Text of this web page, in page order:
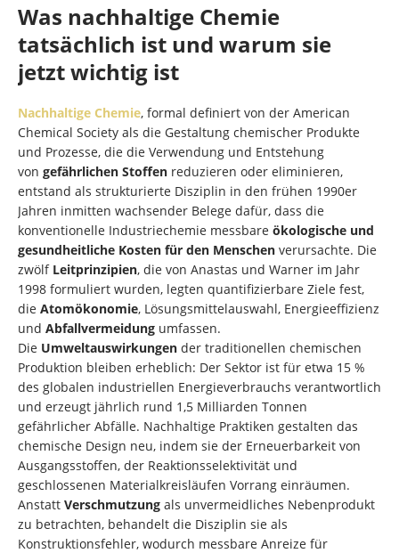
Was nachhaltige Chemie
tatsächlich ist und warum sie
jetzt wichtig ist
Nachhaltige Chemie, formal definiert von der American
Chemical Society als die Gestaltung chemischer Produkte
und Prozesse, die die Verwendung und Entstehung
von gefährlichen Stoffen reduzieren oder eliminieren,
entstand als strukturierte Disziplin in den frühen 1990er
Jahren inmitten wachsender Belege dafür, dass die
konventionelle Industriechemie messbare ökologische und
gesundheitliche Kosten für den Menschen verursachte. Die
zwölf Leitprinzipien, die von Anastas und Warner im Jahr
1998 formuliert wurden, legten quantifizierbare Ziele fest,
die Atomökonomie, Lösungsmittelauswahl, Energieeffizienz
und Abfallvermeidung umfassen.
Die Umweltauswirkungen der traditionellen chemischen
Produktion bleiben erheblich: Der Sektor ist für etwa 15 %
des globalen industriellen Energieverbrauchs verantwortlich
und erzeugt jährlich rund 1,5 Milliarden Tonnen
gefährlicher Abfälle. Nachhaltige Praktiken gestalten das
chemische Design neu, indem sie der Erneuerbarkeit von
Ausgangsstoffen, der Reaktionsselektivität und
geschlossenen Materialkreisläufen Vorrang einräumen.
Anstatt Verschmutzung als unvermeidliches Nebenprodukt
zu betrachten, behandelt die Disziplin sie als
Konstruktionsfehler, wodurch messbare Anreize für